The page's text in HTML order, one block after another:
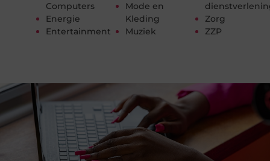
Computers
Energie
Entertainment
Mode en
Kleding
Muziek
Zorg
ZZP